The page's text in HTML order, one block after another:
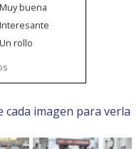
Muy buena
Interesante
Un rollo
cada imagen para verla